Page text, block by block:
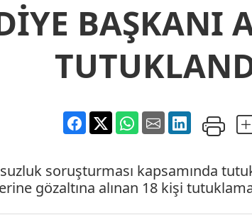
BAŞKANI
soruşturması kapsamında
gözaltına alınan 18 kişi